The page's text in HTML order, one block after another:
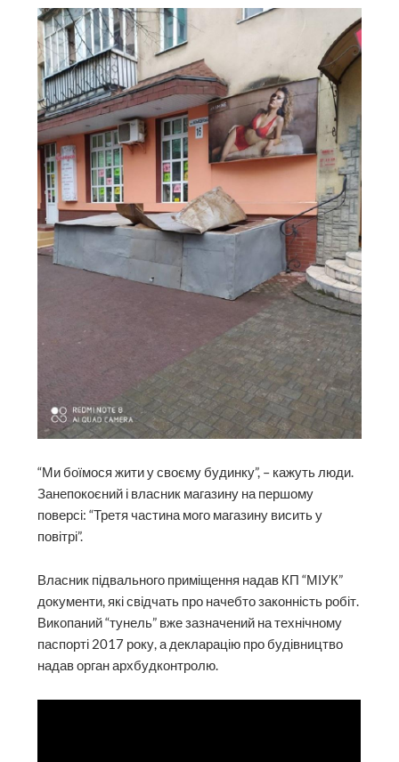
“Ми боїмося жити у своєму будинку”, – кажуть люди.
Занепокоєний і власник магазину на першому
поверсі: “Третя частина мого магазину висить у
повітрі”.
Власник підвального приміщення надав КП “МІУК”
документи, які свідчать про начебто законність робіт.
Викопаний “тунель” вже зазначений на технічному
паспорті 2017 року, а декларацію про будівництво
надав орган архбудконтролю.